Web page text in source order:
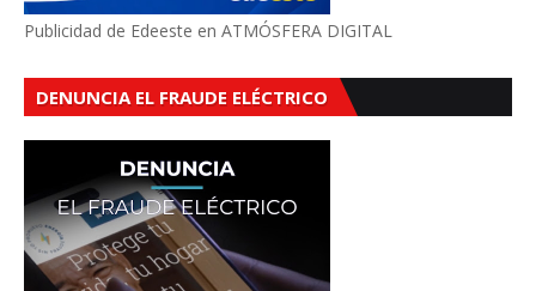
Publicidad de Edeeste en ATMÓSFERA DIGITAL
DENUNCIA EL FRAUDE ELÉCTRICO